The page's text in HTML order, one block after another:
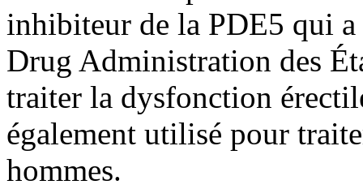
inhibiteur de la PDE5 qui
Drug Administration des
traiter la dysfonction
également utilisé pour
hommes.